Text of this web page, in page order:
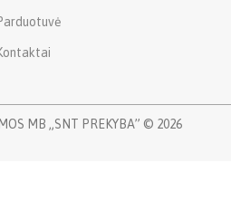
MB „SNT PREKYBA” © 2026